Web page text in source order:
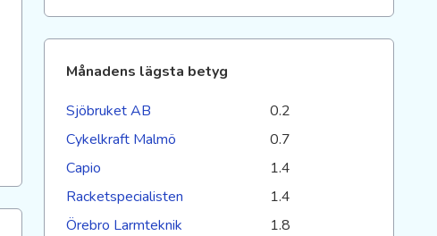
Månadens lägsta betyg
Sjöbruket AB
0.2
Cykelkraft Malmö
0.7
Capio
1.4
Racketspecialisten
1.4
Örebro Larmteknik
1.8